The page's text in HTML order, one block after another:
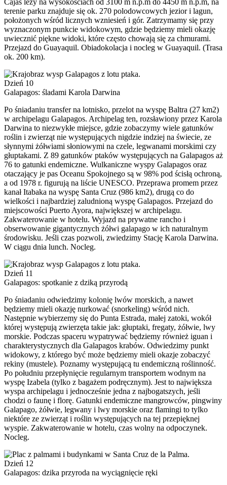
Cajas leży na wysokościach od 3100 m n.p.m do 4450 m n.p.m, na
terenie parku znajduje się ok. 270 polodowcowych jezior i lagun,
położonych wśród licznych wzniesień i gór. Zatrzymamy się przy
wyznaczonym punkcie widokowym, gdzie będziemy mieli okazję
uwiecznić piękne widoki, które często chowają się za chmurami.
Przejazd do Guayaquil. Obiadokolacja i nocleg w Guayaquil. (Trasa
ok. 200 km).
Dzień 10
Galapagos: śladami Karola Darwina
Po śniadaniu transfer na lotnisko, przelot na wyspę Baltra (27 km2)
w archipelagu Galapagos. Archipelag ten, rozsławiony przez Karola
Darwina to niezwykłe miejsce, gdzie zobaczymy wiele gatunków
roślin i zwierząt nie występujących nigdzie indziej na świecie, ze
słynnymi żółwiami słoniowymi na czele, legwanami morskimi czy
głuptakami. Z 89 gatunków ptaków występujących na Galapagos aż
76 to gatunki endemiczne. Wulkaniczne wyspy Galapagos oraz
otaczający je pas Oceanu Spokojnego są w 98% pod ścisłą ochroną,
a od 1978 r. figurują na liście UNESCO. Przeprawa promem przez
kanał Itabaka na wyspę Santa Cruz (986 km2), drugą co do
wielkości i najbardziej zaludnioną wyspę Galapagos. Przejazd do
miejscowości Puerto Ayora, największej w archipelagu.
Zakwaterowanie w hotelu. Wyjazd na prywatne rancho i
obserwowanie gigantycznych żółwi galapago w ich naturalnym
środowisku. Jeśli czas pozwoli, zwiedzimy Stację Karola Darwina.
W ciągu dnia lunch. Nocleg.
Dzień 11
Galapagos: spotkanie z dziką przyrodą
Po śniadaniu odwiedzimy kolonię lwów morskich, a nawet
będziemy mieli okazję nurkować (snorkeling) wśród nich.
Następnie wybierzemy się do Punta Estrada, małej zatoki, wokół
której występują zwierzęta takie jak: głuptaki, fregaty, żółwie, lwy
morskie. Podczas spaceru wypatrywać będziemy również iguan i
charakterystycznych dla Galapagos krabów. Odwiedzimy punkt
widokowy, z którego być może będziemy mieli okazje zobaczyć
rekiny (mustele). Poznamy występującą tu endemiczną roślinność.
Po południu przepłynięcie regularnym transportem wodnym na
wyspę Izabela (tylko z bagażem podręcznym). Jest to największa
wyspa archipelagu i jednocześnie jedna z najbogatszych, jeśli
chodzi o faunę i florę. Gatunki endemiczne mangrowców, pingwiny
Galapago, żółwie, legwany i lwy morskie oraz flamingi to tylko
niektóre ze zwierząt i roślin występujących na tej przepięknej
wyspie. Zakwaterowanie w hotelu, czas wolny na odpoczynek.
Nocleg.
Dzień 12
Galapagos: dzika przyroda na wyciągnięcie ręki